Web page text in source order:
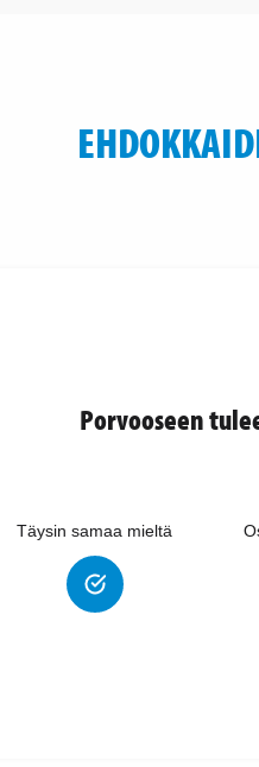
Porvooseen
Täysin samaa mieltä